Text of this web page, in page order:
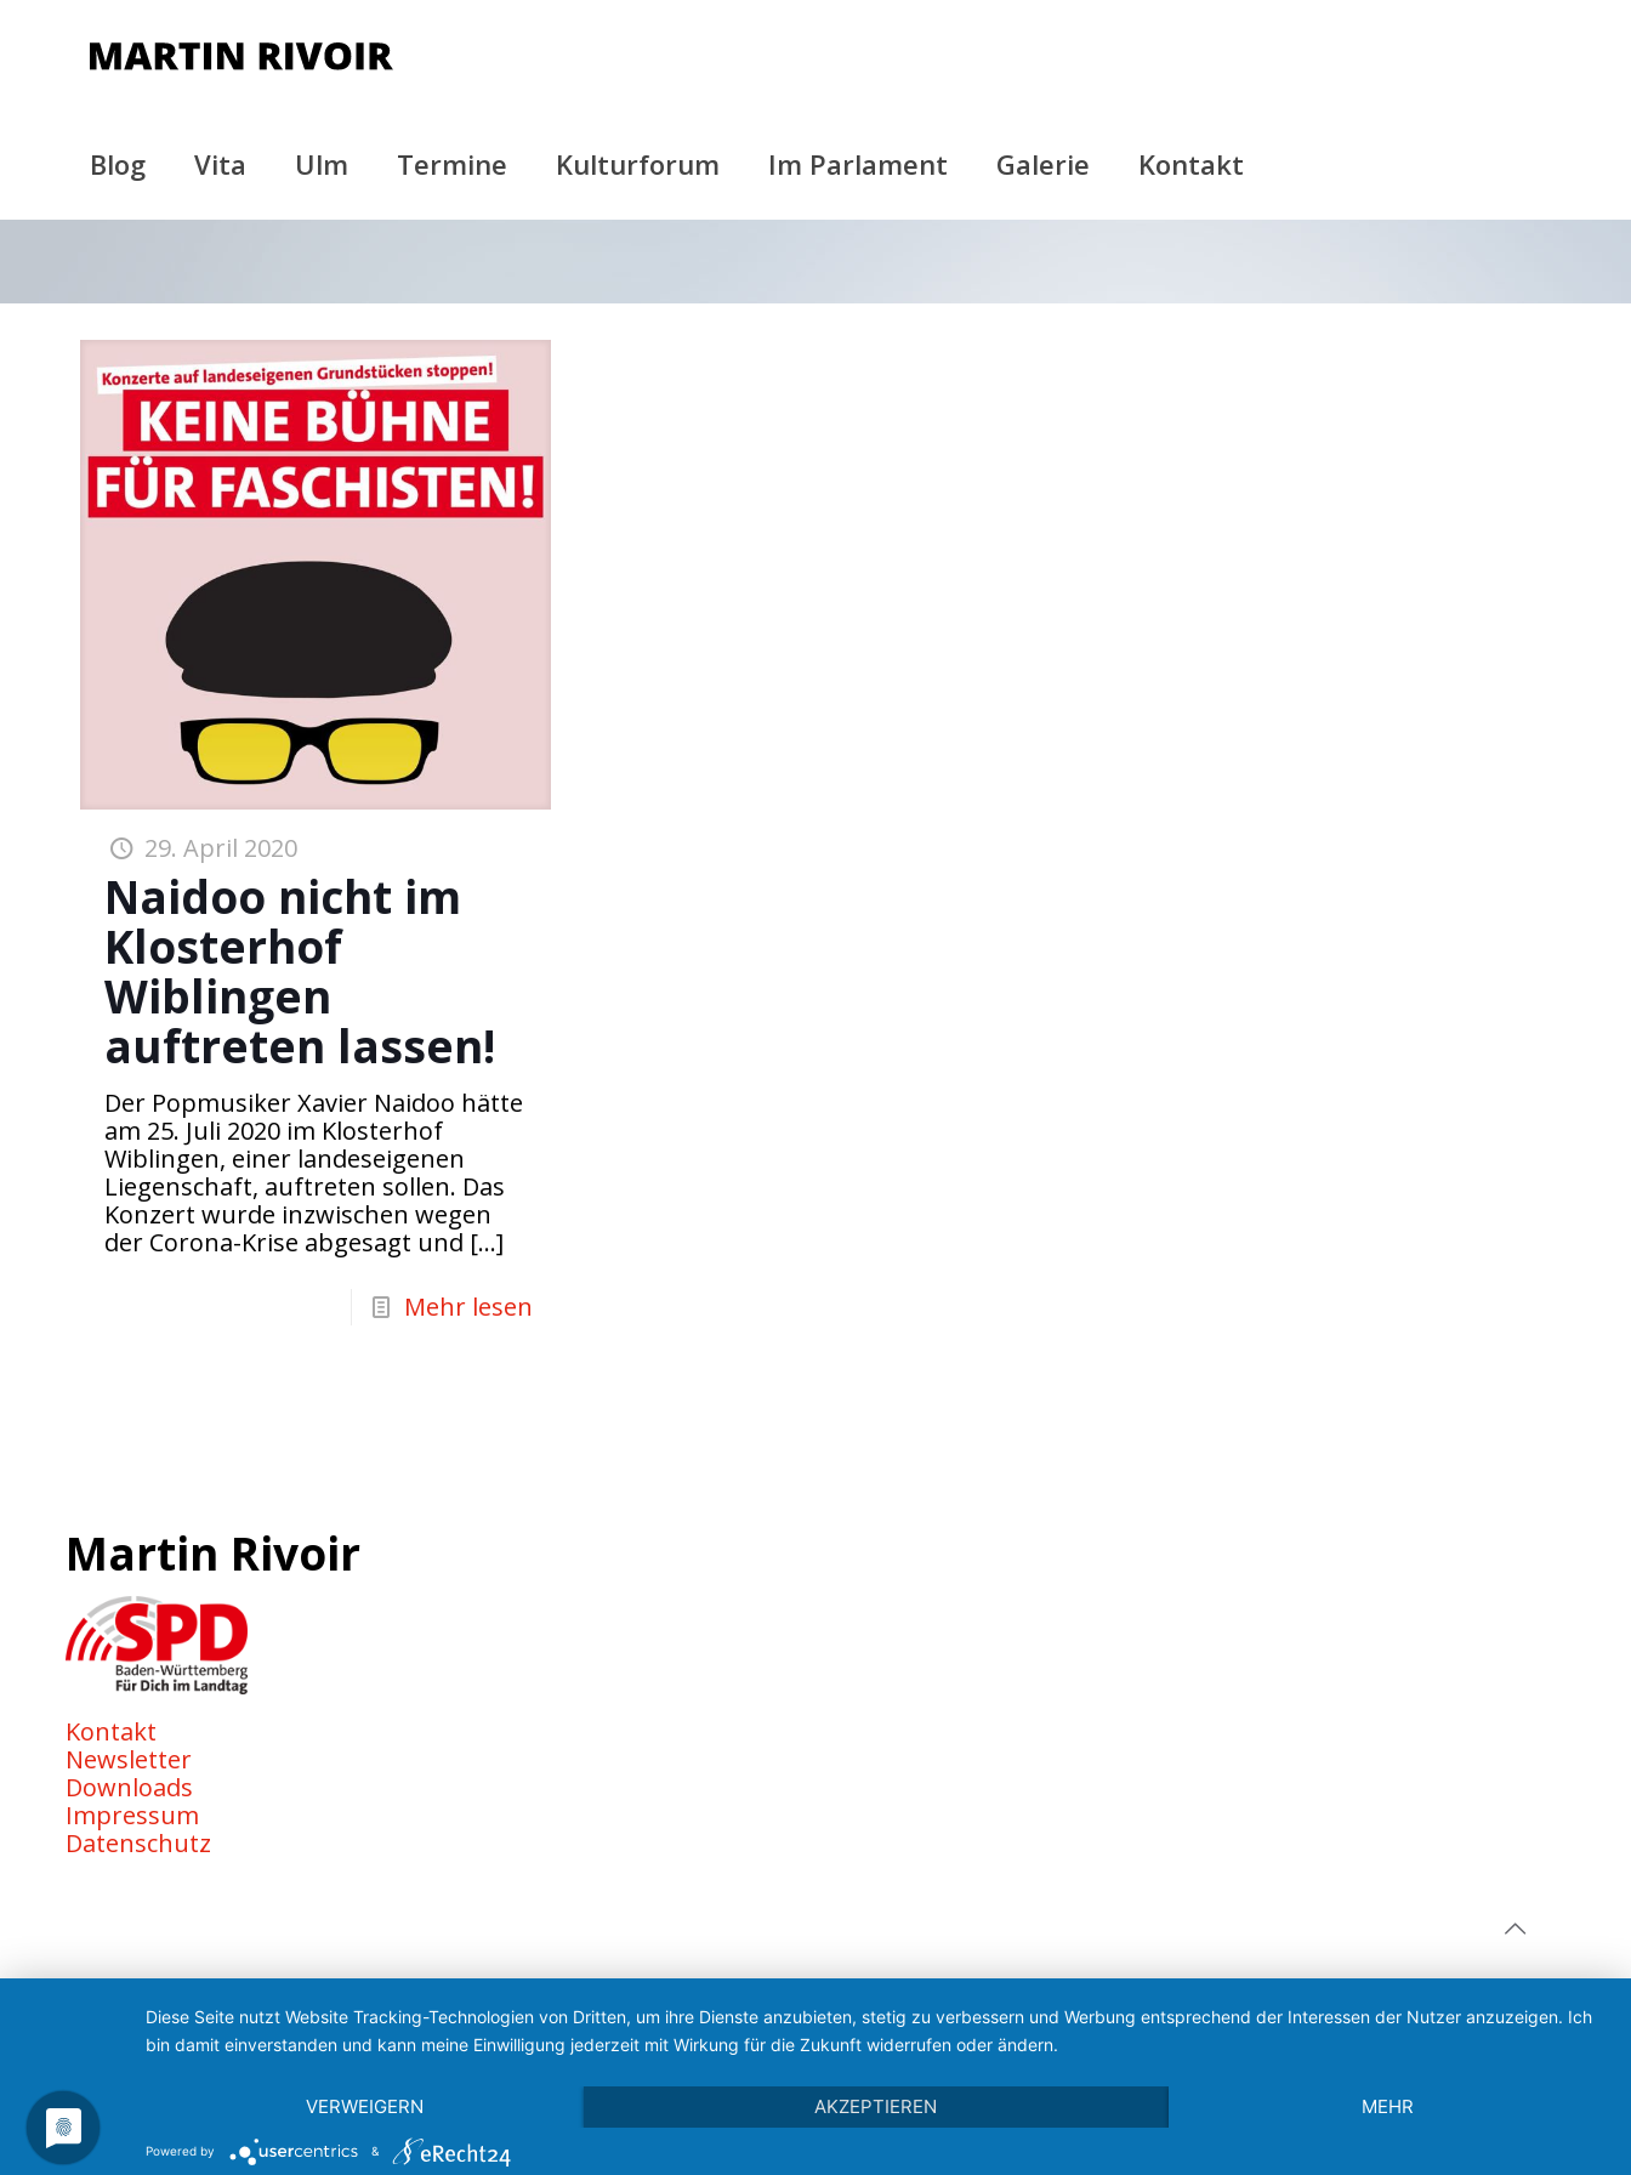
Blog Vita Ulm Termine Kulturforum Im Parlament Galerie Kontakt
29. April 2020
Naidoo nicht im
Klosterhof
Wiblingen
auftreten lassen!
Der Popmusiker Xavier Naidoo hätte
am 25. Juli 2020 im Klosterhof
Wiblingen, einer landeseigenen
Liegenschaft, auftreten sollen. Das
Konzert wurde inzwischen wegen
der Corona-Krise abgesagt und […]
Mehr lesen
Martin Rivoir
Kontakt
Newsletter
Downloads
Impressum
Datenschutz
Diese Seite nutzt Website Tracking-Technologien von Dritten, um ihre Dienste anzubieten, stetig zu verbessern und Werbung entsprechend der Interessen der Nutzer anzuzeigen. Ich
bin damit einverstanden und kann meine Einwilligung jederzeit mit Wirkung für die Zukunft widerrufen oder ändern.
VERWEIGERN AKZEPTIEREN MEHR
Powered by &